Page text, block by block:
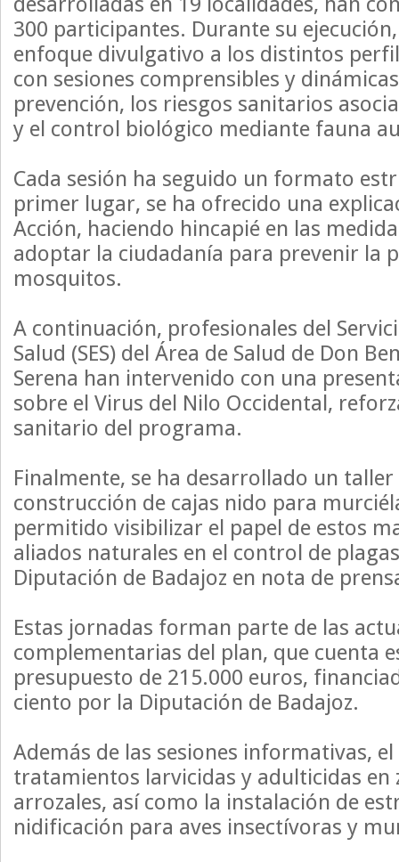
300 participantes. Durante su
enfoque divulgativo a los distintos
con sesiones comprensibles y
prevención, los riesgos sanitarios
y el control biológico mediante fauna
Cada sesión ha seguido un formato
primer lugar, se ha ofrecido una
Acción, haciendo hincapié en las
adoptar la ciudadanía para prevenir la
mosquitos.
A continuación, profesionales del
Salud (SES) del Área de Salud de Don
Serena han intervenido con una
sobre el Virus del Nilo Occidental,
sanitario del programa.
Finalmente, se ha desarrollado un
construcción de cajas nido para
permitido visibilizar el papel de estos
aliados naturales en el control de
Diputación de Badajoz en nota de
Estas jornadas forman parte de las
complementarias del plan, que cuenta
presupuesto de 215.000 euros,
ciento por la Diputación de Badajoz.
Además de las sesiones informativas,
tratamientos larvicidas y adulticidas en
arrozales, así como la instalación de
nidificación para aves insectívoras y